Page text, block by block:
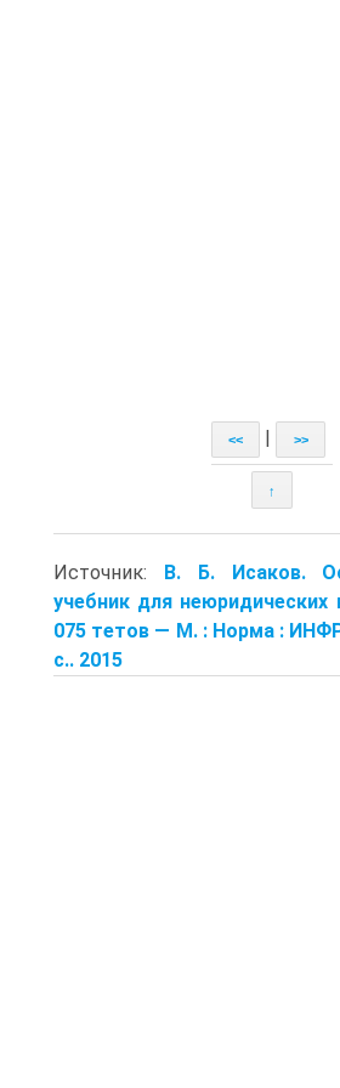
<< >>
↑
Источник: В. Б. Исаков.
учебник для неюридических
075 тетов — М. : Норма :
с.. 2015